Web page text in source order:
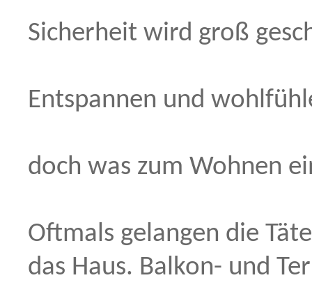
Sicherheit wird groß
Entspannen und
doch was zum Wohnen
Oftmals gelangen die
das Haus. Balkon- und